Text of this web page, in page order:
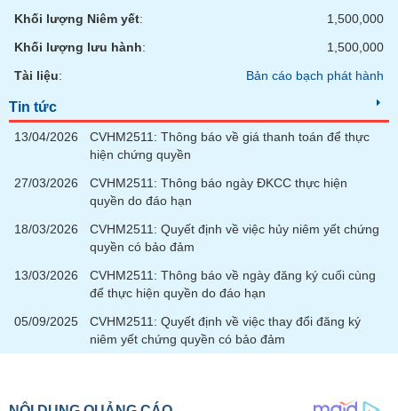
Khối lượng Niêm yết:
1,500,000
Khối lượng lưu hành:
1,500,000
Tài liệu: Bản cáo bạch phát hành
Tin tức
13/04/2026
CVHM2511: Thông báo về giá thanh toán để thực
hiện chứng quyền
27/03/2026
CVHM2511: Thông báo ngày ĐKCC thực hiện
quyền do đáo hạn
18/03/2026
CVHM2511: Quyết định về việc hủy niêm yết chứng
quyền có bảo đảm
13/03/2026
CVHM2511: Thông báo về ngày đăng ký cuối cùng
để thực hiện quyền do đáo hạn
05/09/2025
CVHM2511: Quyết định về việc thay đổi đăng ký
niêm yết chứng quyền có bảo đảm
phân
(-)
Thuật
ngữ
(-)
Dịch
Đào